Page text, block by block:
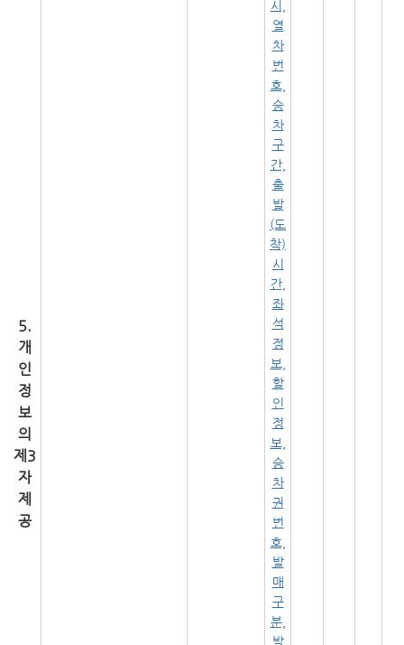
5.
개
인
정
보
의
제3
자
제
공
시,
열
차
번
호,
승
차
구
간,
출
발
(도
착)
시
간,
좌
석
정
보,
할
인
정
보,
승
차
권
번
호,
발
매
구
분,
발